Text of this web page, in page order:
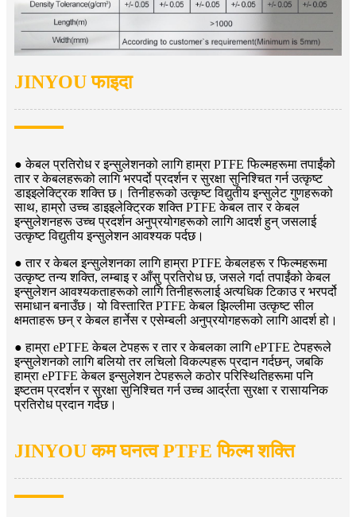
JINYOU फाइदा
● केबल प्रतिरोध र इन्सुलेशनको लागि हाम्रा PTFE फिल्महरूमा तपाईंको
तार र केबलहरूको लागि भरपर्दो प्रदर्शन र सुरक्षा सुनिश्चित गर्न उत्कृष्ट
डाइइलेक्ट्रिक शक्ति छ। तिनीहरूको उत्कृष्ट विद्युतीय इन्सुलेट गुणहरूको
साथ, हाम्रो उच्च डाइइलेक्ट्रिक शक्ति PTFE केबल तार र केबल
इन्सुलेशनहरू उच्च प्रदर्शन अनुप्रयोगहरूको लागि आदर्श हुन् जसलाई
उत्कृष्ट विद्युतीय इन्सुलेशन आवश्यक पर्दछ।
● तार र केबल इन्सुलेशनका लागि हाम्रा PTFE केबलहरू र फिल्महरूमा
उत्कृष्ट तन्य शक्ति, लम्बाइ र आँसु प्रतिरोध छ, जसले गर्दा तपाईंको केबल
इन्सुलेशन आवश्यकताहरूको लागि तिनीहरूलाई अत्यधिक टिकाउ र भरपर्दो
समाधान बनाउँछ। यो विस्तारित PTFE केबल झिल्लीमा उत्कृष्ट सील
क्षमताहरू छन् र केबल हार्नेस र एसेम्बली अनुप्रयोगहरूको लागि आदर्श हो।
● हाम्रा ePTFE केबल टेपहरू र तार र केबलका लागि ePTFE टेपहरूले
इन्सुलेशनको लागि बलियो तर लचिलो विकल्पहरू प्रदान गर्दछन्, जबकि
हाम्रा ePTFE केबल इन्सुलेशन टेपहरूले कठोर परिस्थितिहरूमा पनि
इष्टतम प्रदर्शन र सुरक्षा सुनिश्चित गर्न उच्च आर्द्रता सुरक्षा र रासायनिक
प्रतिरोध प्रदान गर्दछ।
JINYOU कम घनत्व PTFE फिल्म शक्ति